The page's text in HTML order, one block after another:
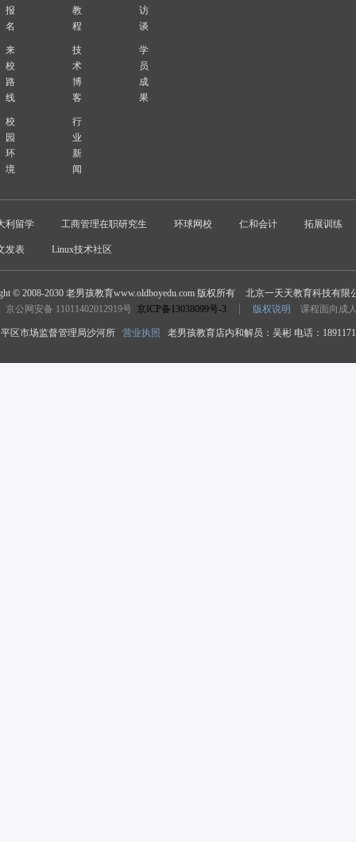
报
名
来
校
路
线
校
园
环
境
教
程
技
术
博
客
行
业
新
闻
访
谈
学
员
成
果
利留学 工商管理在职研究生 环球网校 仁和会计 拓展训练
发表 Linux技术社区
© 2008-2030 老男孩教育www.oldboyedu.com 版权所有
北京一天天教育科技有限
京公网安备 11011402012919号 京ICP备13038099号-3 版权说明 课程面向成
区市场监督管理局沙河所 营业执照 老男孩教育店内和解员：吴彬 电话：